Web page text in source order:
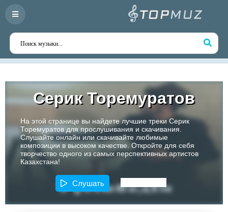
Серик Торемуратов
На этой странице вы найдете лучшие треки Серик
Торемуратов для прослушивания и скачивания.
Слушайте онлайн или скачивайте любимые
композиции в высоком качестве. Откройте для себя
творчество одного из самых перспективных артистов
Казахстана!
Слушать